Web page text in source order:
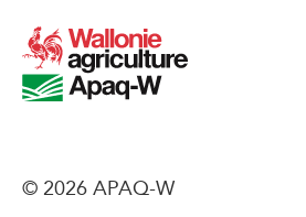
© 2026 APAQ-W